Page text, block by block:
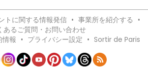
トに関する情報発信 • 事業所を紹介する •
あるご質問・お問い合わせ
情報 • プライバシー設定 • Sortir de Paris